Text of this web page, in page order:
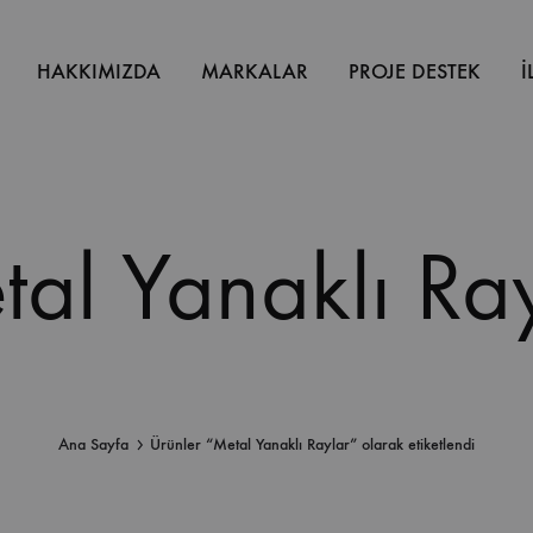
HAKKIMIZDA MARKALAR PROJE DESTEK
Yanaklı
Ana Sayfa Ürünler “Metal Yanaklı Raylar” olarak etiketlendi